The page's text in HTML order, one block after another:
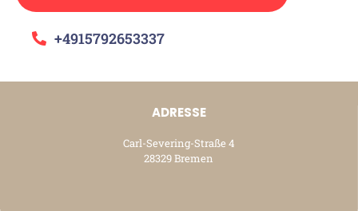
+4915792653337
ADRESSE
Carl-Severing-Straße 4
28329 Bremen